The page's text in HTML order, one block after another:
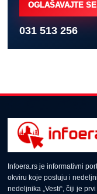
OGLAŠAVAJTE SE
031 513 256
Infoera.rs je informativni
okviru koje posluju i
nedeljnika „Vesti“, čiji je